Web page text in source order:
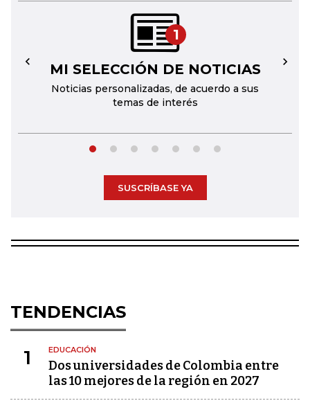
1
MI SELECCIÓN DE NOTICIAS
Noticias personalizadas, de acuerdo a sus
temas de interés
← →
SUSCRÍBASE YA
TENDENCIAS
1 EDUCACIÓN
Dos universidades de Colombia entre
las 10 mejores de la región en 2027